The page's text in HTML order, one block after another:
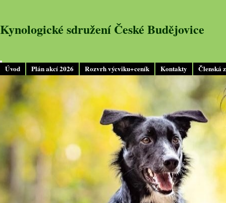
Úvod Plán akcí 2026 Rozvrh výcviku+ceník Kontakty Členská
Kynologické sdružení České Budějovice